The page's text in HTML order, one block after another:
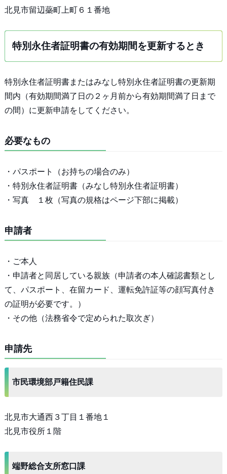
北見市留辺蘂町上町６１番地
特別永住者証明書の有効期間を更新するとき
特別永住者証明書またはみなし特別永住者証明書の更新期
間内（有効期間満了日の２ヶ月前から有効期間満了日まで
の間）に更新申請をしてください。
必要なもの
・パスポート（お持ちの場合のみ）
・特別永住者証明書（みなし特別永住者証明書）
・写真 １枚（写真の規格はページ下部に掲載）
申請者
・ご本人
・申請者と同居している親族（申請者の本人確認書類とし
て、パスポート、在留カード、運転免許証等の顔写真付き
の証明が必要です。）
・その他（法務省令で定められた取次ぎ）
申請先
市民環境部戸籍住民課
北見市大通西３丁目１番地１
北見市役所１階
端野総合支所窓口課